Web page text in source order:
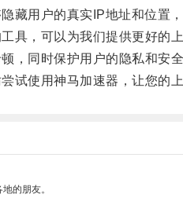
用户的真实IP地址和位置，
，可以为我们提供更好的上
同时保护用户的隐私和安全
使用神马加速器，让您的上
的朋友。